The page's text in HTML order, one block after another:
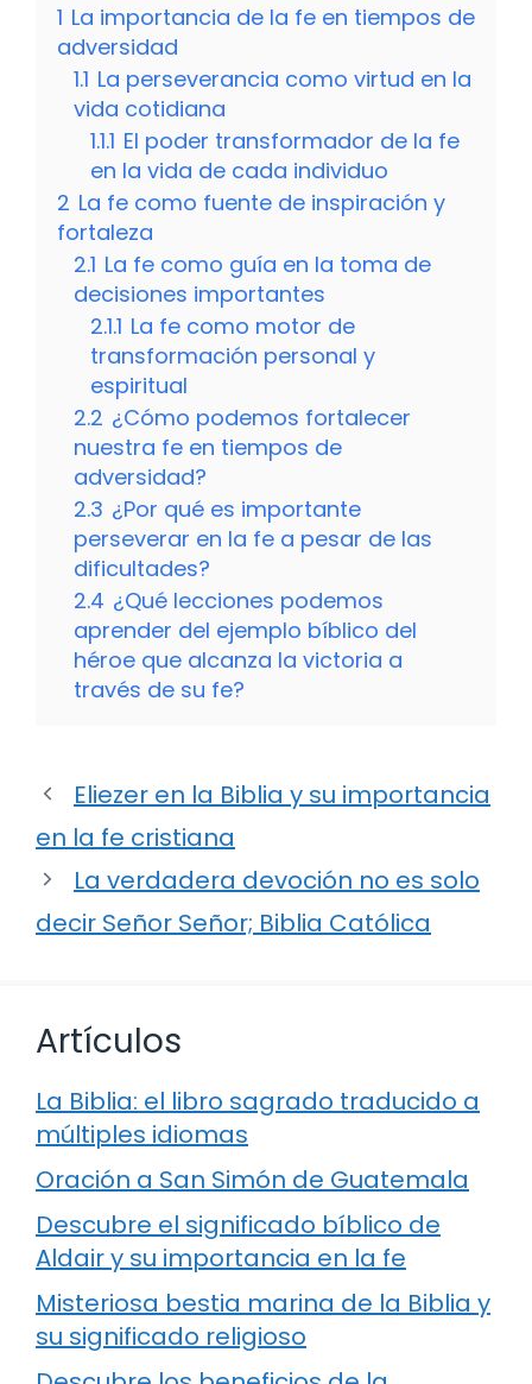
1 La importancia de la fe en tiempos de
adversidad
1.1 La perseverancia como virtud en la
vida cotidiana
1.1.1 El poder transformador de la fe
en la vida de cada individuo
2 La fe como fuente de inspiración y
fortaleza
2.1 La fe como guía en la toma de
decisiones importantes
2.1.1 La fe como motor de
transformación personal y
espiritual
2.2 ¿Cómo podemos fortalecer
nuestra fe en tiempos de
adversidad?
2.3 ¿Por qué es importante
perseverar en la fe a pesar de las
dificultades?
2.4 ¿Qué lecciones podemos
aprender del ejemplo bíblico del
héroe que alcanza la victoria a
través de su fe?
Eliezer en la Biblia y su importancia
en la fe cristiana
La verdadera devoción no es solo
decir Señor Señor; Biblia Católica
Artículos
La Biblia: el libro sagrado traducido a
múltiples idiomas
Oración a San Simón de Guatemala
Descubre el significado bíblico de
Aldair y su importancia en la fe
Misteriosa bestia marina de la Biblia y
su significado religioso